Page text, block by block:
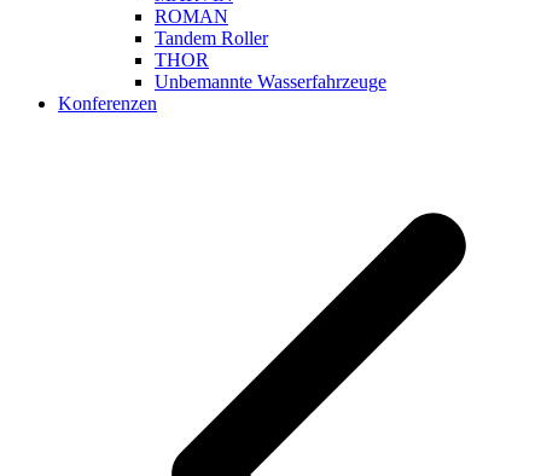
ROMAN
Tandem Roller
THOR
Unbemannte Wasserfahrzeuge
Konferenzen